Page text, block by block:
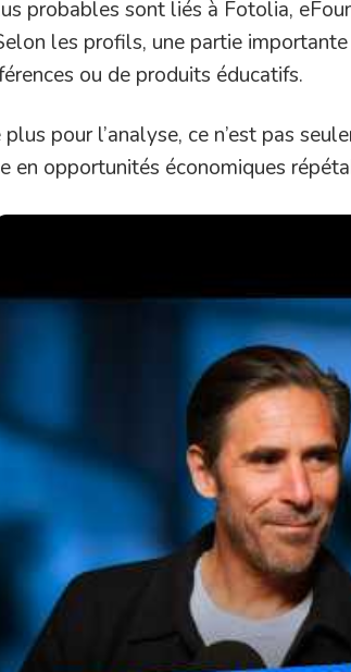
probables sont liés à Fotolia,
les profils, une partie
ou de produits éducatifs.
pour l’analyse, ce n’est pas
en opportunités économiques